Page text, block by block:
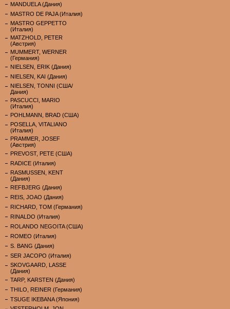
MANDUELA (Дания)
MASTRO DE PAJA (Италия)
MASTRO GEPPETTO
(Италия)
MATZHOLD, PETER
(Австрия)
MUMMERT, WERNER
(Германия)
NIELSEN, ERIK (Дания)
NIELSEN, KAI (Дания)
NIELSEN, TONNI (США/
Дания)
PASCUCCI, MARIO
(Италия)
POHLMANN, BRAD (США)
POSELLA, VITALIANO
(Италия)
PRAMMER, JOSEF
(Австрия)
PREVOST, PETE (США)
RADICE (Италия)
RASMUSSEN, KENT
(Дания)
REFBJERG (Дания)
REIS, JOAO (Дания)
RICHARD, TOM (Германия)
RINALDO (Италия)
ROLANDO NEGOITA (США)
ROMEO (Италия)
S. BANG (Дания)
SER JACOPO (Италия)
SKOVGAARD, LASSE
(Дания)
TARP, KARSTEN (Дания)
THILO, REINER (Германия)
TSUGE IKEBANA (Япония)